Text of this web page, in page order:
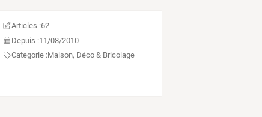
Articles :62
Depuis :11/08/2010
Categorie :Maison, Déco & Bricolage